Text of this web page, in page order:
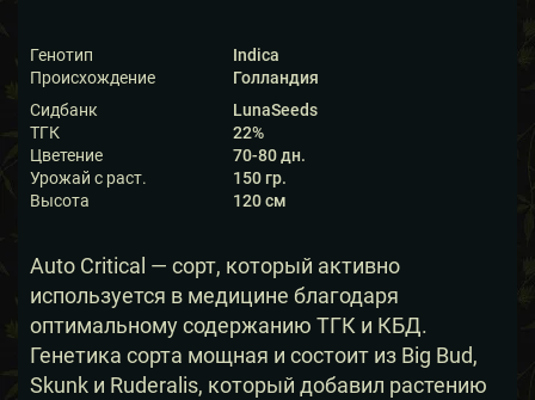
Генотип
Indica
Происхождение
Голландия
Сидбанк
LunaSeeds
ТГК
22%
Цветение
70-80 дн.
Урожай с раст.
150 гр.
Высота
120 см
Auto Critical — сорт, который активно
используется в медицине благодаря
оптимальному содержанию ТГК и КБД.
Генетика сорта мощная и состоит из Big Bud,
Skunk и Ruderalis, который добавил растению